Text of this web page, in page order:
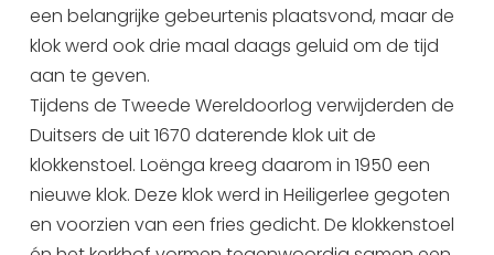
Interactieve plattegrond van Sneek
Winkelen in Sneek
Bootverhuur
een belangrijke gebeurtenis plaatsvond, maar de
klok werd ook drie maal daags geluid om de tijd
aan te geven.
Tijdens de Tweede Wereldoorlog verwijderden de
Duitsers de uit 1670 daterende klok uit de
klokkenstoel. Loënga kreeg daarom in 1950 een
nieuwe klok. Deze klok werd in Heiligerlee gegoten
en voorzien van een fries gedicht. De klokkenstoel